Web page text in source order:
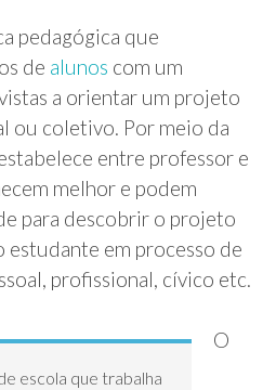
pedagógica que
de alunos com um
a orientar um projeto
ou coletivo. Por meio da
entre professor e
melhor e podem
para descobrir o projeto
estudante em processo de
profissional, cívico etc.
escola que trabalha
O